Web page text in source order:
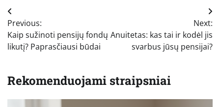
Navigacija
tarp
įrašų
Previous:
Kaip sužinoti pensijų fondų
likutį? Paprasčiausi būdai
Next:
Anuitetas: kas tai ir kodėl jis
svarbus jūsų pensijai?
Rekomenduojami straipsniai